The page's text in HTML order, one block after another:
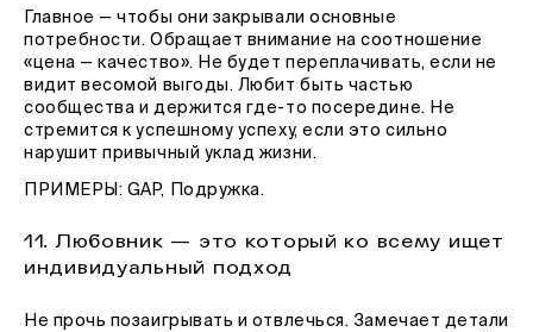
Главное — чтобы они закрывали основные
потребности. Обращает внимание на соотношение
«цена — качество». Не будет переплачивать, если не
видит весомой выгоды. Любит быть частью
сообщества и держится где-то посередине. Не
стремится к успешному успеху, если это сильно
нарушит привычный уклад жизни.
ПРИМЕРЫ: GAP, Подружка.
11. Любовник — это который ко всему ищет
индивидуальный подход
Не прочь позаигрывать и отвлечься. Замечает детали